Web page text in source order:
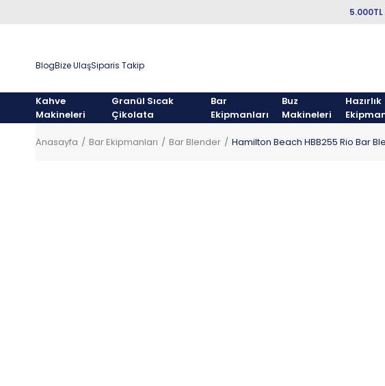
5.000TL
BlogBize UlaşSiparis Takip
Kahve
Makineleri
Granül Sıcak
Çikolata
Bar
Ekipmanları
Buz
Makineleri
Hazırlık
Anasayfa Bar Ekipmanları Bar Blender Hamilton Beach HBB255 Rio Bar